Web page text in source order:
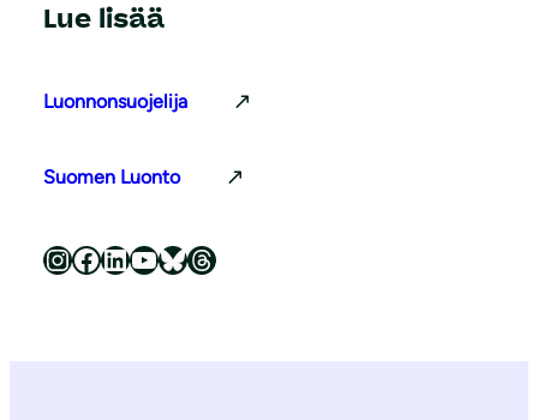
Lue lisää
Luonnonsuojelija
Suomen Luonto
Luonnonsuojeluliitto Instagramissa Luonnonsuojeluliitto Facebookissa Luonnonsuojeluliitto LinkedInissä Luonnonsuojeluliiton YouTube-kanava Luonnonsuojeluliitto Blueskyssa Luonnonsuojeluliitto Threadsissa